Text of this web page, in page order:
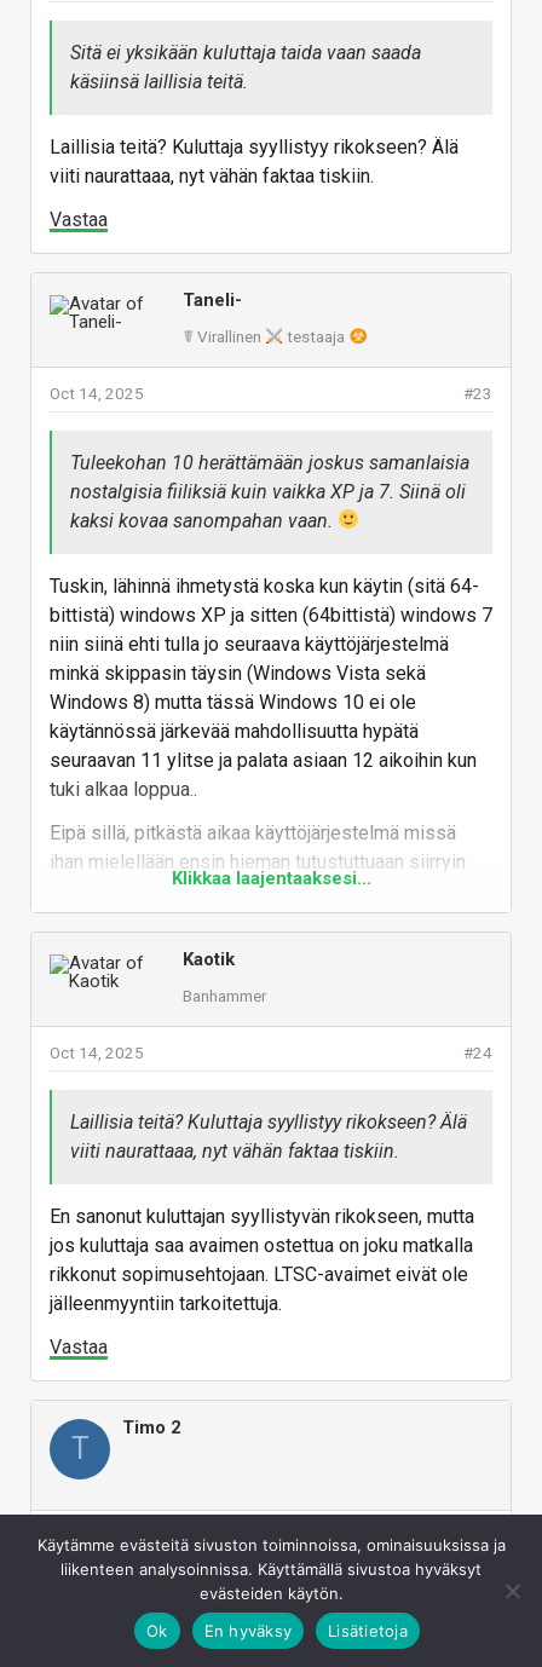
Sitä ei yksikään kuluttaja taida vaan saada
käsiinsä laillisia teitä.
Laillisia teitä? Kuluttaja syyllistyy rikokseen? Älä
viiti naurattaaa, nyt vähän faktaa tiskiin.
Vastaa
Taneli-
☤ Virallinen testaaja
#23
Oct 14, 2025
Tuleekohan 10 herättämään joskus samanlaisia
nostalgisia fiiliksiä kuin vaikka XP ja 7. Siinä oli
kaksi kovaa sanompahan vaan.
Tuskin, lähinnä ihmetystä koska kun käytin (sitä 64-
bittistä) windows XP ja sitten (64bittistä) windows 7
niin siinä ehti tulla jo seuraava käyttöjärjestelmä
minkä skippasin täysin (Windows Vista sekä
Windows 8) mutta tässä Windows 10 ei ole
käytännössä järkevää mahdollisuutta hypätä
seuraavan 11 ylitse ja palata asiaan 12 aikoihin kun
tuki alkaa loppua..
Eipä sillä, pitkästä aikaa käyttöjärjestelmä missä
ihan mielellään ensin hieman tutustuttuaan siirryin
sekä Enterprise että Pro versiolla uuteen
käyttöjärjestelmään ihan päivityksenä jo aikaa sitten.
Ei kympissä mitään vikaa ole mutta ei niin paljoa
eroakaan 11 verrattuna että se haittaisi. Tosin jo
pitkään käyttänyt windows god modea joten en
joudu etsimään eri paikoista tai jopa ilman paikkoja
olevia (esim. vanhaan ohjauspaneelin) asetuksiin. Eli
käytännössä näyttää yhden oletuksena piiloitetun
kansion mitä Mikkisoftan omat devaajat ovat
käyttäneet ties miten pitkään.
Vastaa
Klikkaa laajentaaksesi...
Kaotik
Banhammer
#24
Oct 14, 2025
Laillisia teitä? Kuluttaja syyllistyy rikokseen? Älä
viiti naurattaaa, nyt vähän faktaa tiskiin.
En sanonut kuluttajan syyllistyvän rikokseen, mutta
jos kuluttaja saa avaimen ostettua on joku matkalla
rikkonut sopimusehtojaan. LTSC-avaimet eivät ole
jälleenmyyntiin tarkoitettuja.
Vastaa
T
Timo 2
Oct 14, 2025
En sanonut kuluttajan syyllistyvän rikokseen,
mutta jos kuluttaja saa avaimen ostettua on
Käytämme evästeitä sivuston toiminnoissa, ominaisuuksissa ja
liikenteen analysoinnissa. Käyttämällä sivustoa hyväksyt
evästeiden käytön.
Ok
En hyväksy Lisätietoja